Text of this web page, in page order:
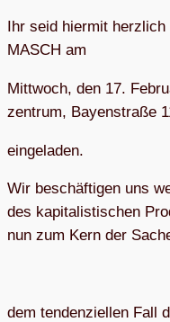
Ihr seid hier­mit
MASCH am
Mitt­woch, den 17.
zen­trum, Bay­en­straße
ein­ge­la­den.
Wir beschäf­ti­gen uns
des kapi­ta­lis­ti­schen
nun zum Kern der
dem ten­den­zi­el­len Fall